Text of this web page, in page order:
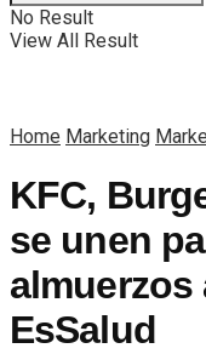
No Result
View All Result
Home Marketing
KFC,
se unen
almuerzos
EsSalud